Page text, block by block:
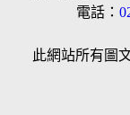
電話：
此網站所有圖